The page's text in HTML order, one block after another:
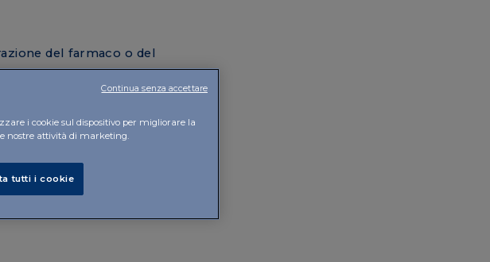
del farmaco o del
l’
di questa autorizzazione,lo
ispettiva di sorveglianza per
che aiuta a ripristinare
i cookie sul dispositivo per migliorare la
nostre attività di marketing.
tutti i cookie
Continua senza accettare